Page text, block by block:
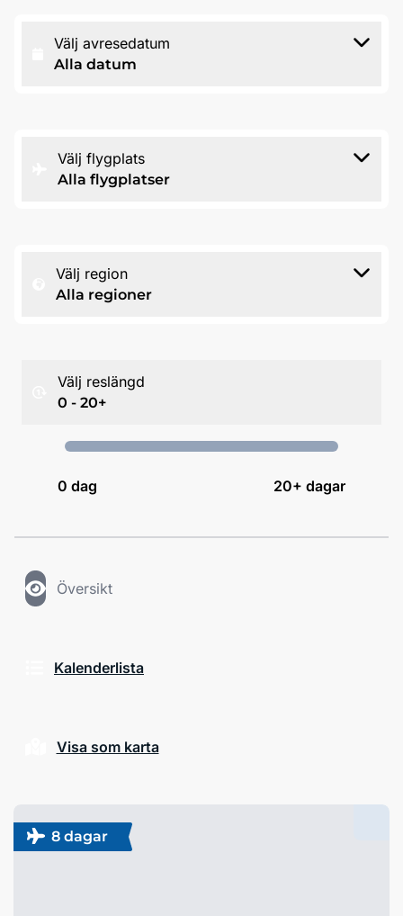
Välj avresedatum
Alla datum
Välj flygplats
Alla flygplatser
Välj region
Alla regioner
Välj reslängd
0 - 20+
0 dag 20+ dagar
Översikt
Kalenderlista
Visa som karta
8 dagar